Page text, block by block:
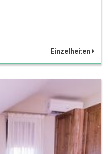
Einzelheiten